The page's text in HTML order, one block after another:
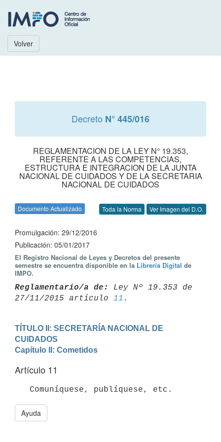
Volver
Decreto N° 445/016
REGLAMENTACION DE LA LEY N° 19.353,
REFERENTE A LAS COMPETENCIAS,
ESTRUCTURA E INTEGRACION DE LA JUNTA
NACIONAL DE CUIDADOS Y DE LA SECRETARIA
NACIONAL DE CUIDADOS
Documento Actualizado Toda la Norma Ver Imagen del D.O.
Promulgación: 29/12/2016
Publicación: 05/01/2017
El Registro Nacional de Leyes y Decretos del presente
semestre se encuentra disponible en la Librería Digital de
IMPO.
Reglamentario/a de:
Ley Nº 19.353 de
27/11/2015 artículo 11
TÍTULO II: SECRETARÍA NACIONAL DE
CUIDADOS
Capítulo II: Cometidos
Artículo 11
Ayuda